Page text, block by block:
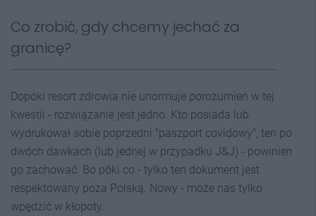
Co zrobić, gdy chcemy jechać za
granicę?
Dopóki resort zdrowia nie unormuje porozumień w tej
kwestii - rozwiązanie jest jedno. Kto posiada lub
wydrukował sobie poprzedni "paszport covidowy", ten po
dwóch dawkach (lub jednej w przypadku J&J) - powinien
go zachować. Bo póki co - tylko ten dokument jest
respektowany poza Polską. Nowy - może nas tylko
wpędzić w kłopoty.